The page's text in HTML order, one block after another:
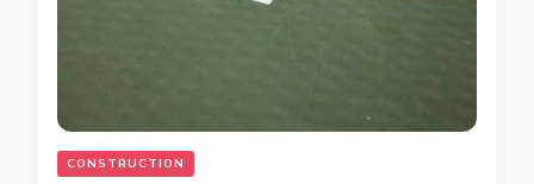
CONSTRUCTION